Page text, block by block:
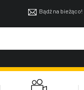
Bądź na bieżąco!